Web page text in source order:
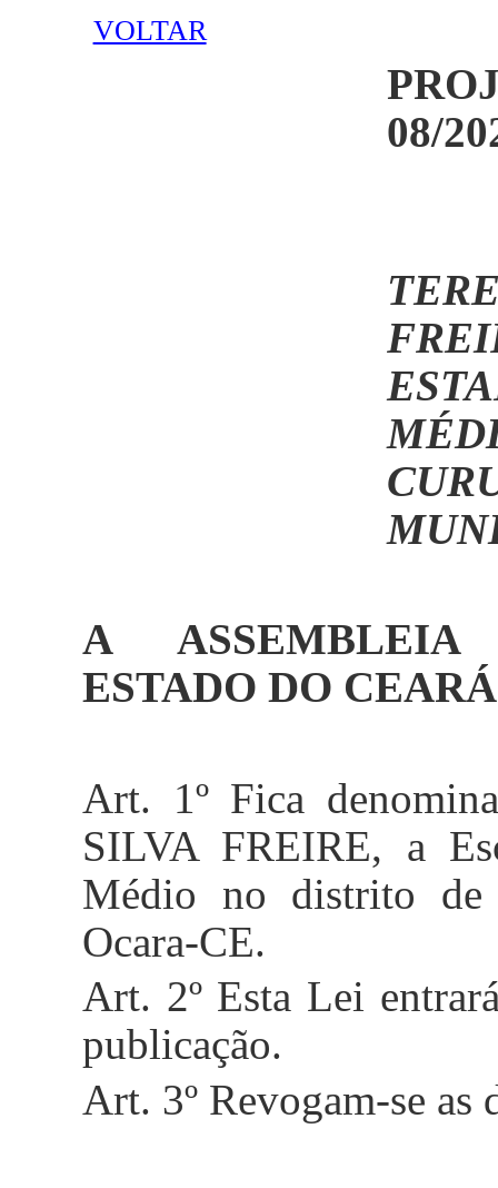
VOLTAR
08/
A
ESTADO DO
Art. 1º Fica
SILVA FREIRE, a
Médio no distrito
Ocara-CE.
Art. 2º Esta Lei
publicação.
Art. 3º Revogam-se as